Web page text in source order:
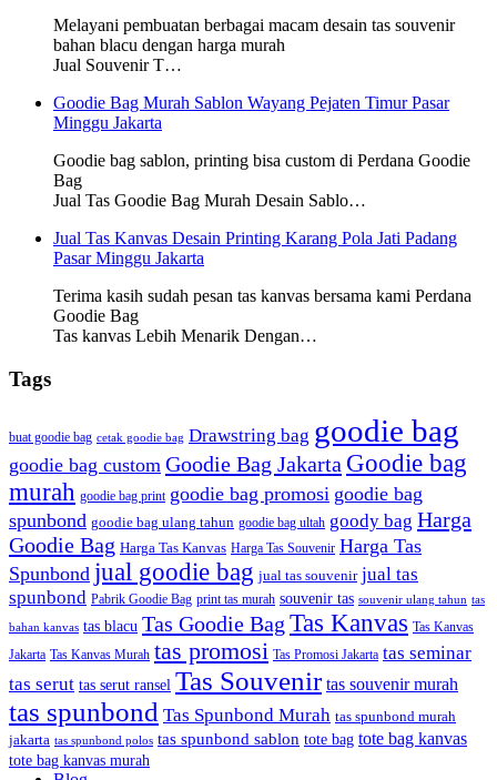
Melayani pembuatan berbagai macam desain tas souvenir
bahan blacu dengan harga murah
Jual Souvenir T…
Goodie Bag Murah Sablon Wayang Pejaten Timur Pasar
Minggu Jakarta
Goodie bag sablon, printing bisa custom di Perdana Goodie
Bag
Jual Tas Goodie Bag Murah Desain Sablo…
Jual Tas Kanvas Desain Printing Karang Pola Jati Padang
Pasar Minggu Jakarta
Terima kasih sudah pesan tas kanvas bersama kami Perdana
Goodie Bag
Tas kanvas Lebih Menarik Dengan…
Tags
buat goodie bag cetak goodie bag Drawstring bag goodie bag
goodie bag custom Goodie Bag Jakarta Goodie bag
murah goodie bag print goodie bag promosi goodie bag
spunbond goodie bag ulang tahun goodie bag ultah goody bag Harga
Goodie Bag Harga Tas Kanvas Harga Tas Souvenir Harga Tas
Spunbond jual goodie bag jual tas souvenir jual tas
spunbond Pabrik Goodie Bag print tas murah souvenir tas souvenir ulang tahun tas
bahan kanvas tas blacu Tas Goodie Bag Tas Kanvas Tas Kanvas
Jakarta Tas Kanvas Murah tas promosi Tas Promosi Jakarta tas seminar
tas serut tas serut ransel Tas Souvenir tas souvenir murah
tas spunbond Tas Spunbond Murah tas spunbond murah
jakarta tas spunbond polos tas spunbond sablon tote bag tote bag kanvas
tote bag kanvas murah